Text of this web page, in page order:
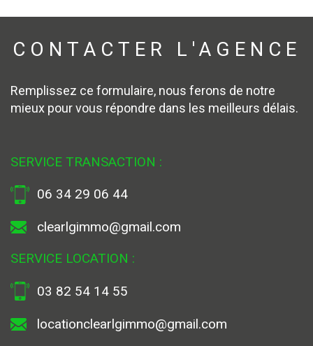
CONTACTER L'AGENCE
Remplissez ce formulaire, nous ferons de notre
mieux pour vous répondre dans les meilleurs délais.
SERVICE TRANSACTION :
06 34 29 06 44
clearlgimmo@gmail.com
SERVICE LOCATION :
03 82 54 14 55
locationclearlgimmo@gmail.com